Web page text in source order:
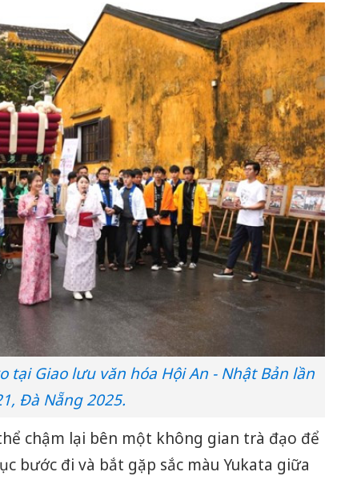
tại Giao lưu văn hóa Hội An - Nhật Bản lần
Đà Nẵng 2025.
chậm lại bên một không gian trà đạo để
bước đi và bắt gặp sắc màu Yukata giữa